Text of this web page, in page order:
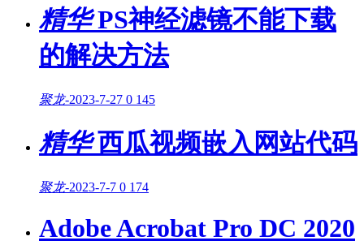
精华PS神经滤镜不能下载
的解决方法
聚龙-2023-7-27 0 145
精华西瓜视频嵌入网站代码
聚龙-2023-7-7 0 174
Adobe Acrobat Pro DC 2020